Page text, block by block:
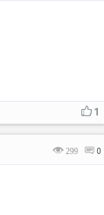
1
299 0